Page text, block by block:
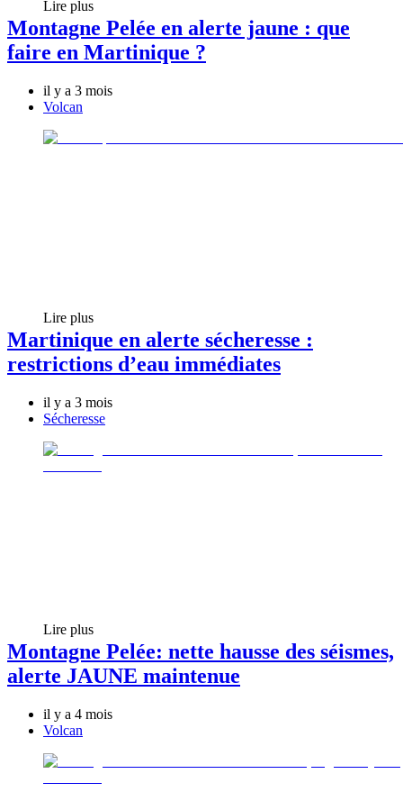
Lire plus
Montagne Pelée en alerte jaune : que
faire en Martinique ?
il y a 3 mois
Volcan
Lire plus
Martinique en alerte sécheresse :
restrictions d’eau immédiates
il y a 3 mois
Sécheresse
Lire plus
Montagne Pelée: nette hausse des séismes,
alerte JAUNE maintenue
il y a 4 mois
Volcan